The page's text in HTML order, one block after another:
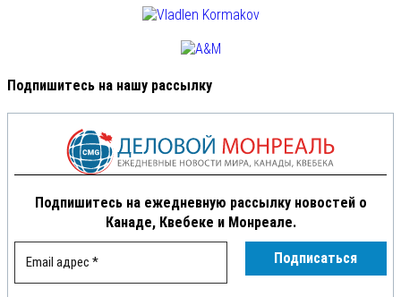
Подпишитесь на нашу рассылку
Подпишитесь на ежедневную рассылку новостей о
Канаде, Квебеке и Монреале.